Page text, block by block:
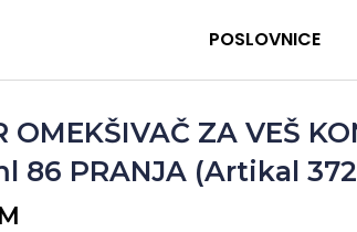
POSLOVNICE
OMEKŠIVAČ ZA VEŠ
86 PRANJA (Artikal